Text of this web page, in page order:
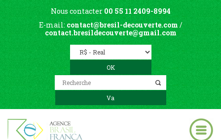
Nous contacter 00 55 11 2409-8994
E-mail: contact@bresil-decouverte.com /
contact.bresildecouverte@gmail.com